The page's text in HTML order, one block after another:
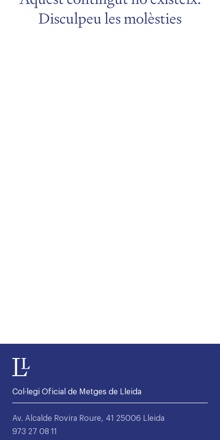
Disculpeu les molèsties
Col·legi Oficial de Metges de Lleida
Av. Alcalde Rovira Roure, 41 25006 Lleida
973 27 08 11